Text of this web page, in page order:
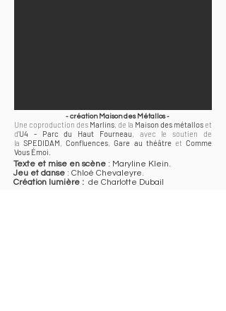
- création Maison des Métallos -
Une coproduction des Marlins, de la Maison des métalloset
d'U4 - Parc du Haut Fourneau, avec le soutien de
laSPEDIDAM,Confluences,Gare au théâtreetComme
Vous Émoi
Texte et mise en scène : Maryline Klein.
Jeu et danse : Chloé Chevaleyre.
Création lumière : de Charlotte Dubail